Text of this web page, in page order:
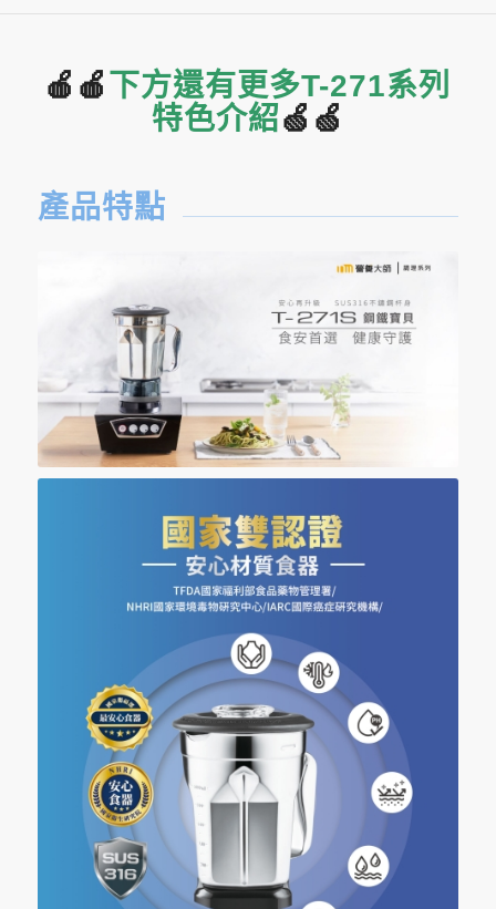
🍎 🍎下方還有更多T-271系列
特色介紹🍏 🍏
產品特點